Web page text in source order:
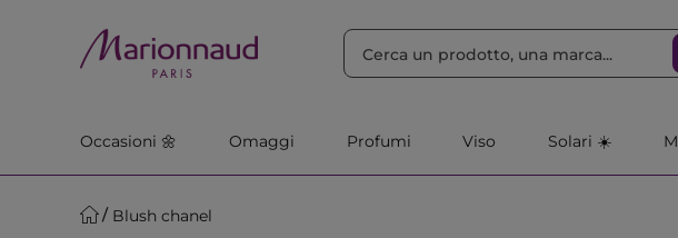
Occasioni 🌼 Omaggi Profumi Viso Solari ☀️
Blush chanel